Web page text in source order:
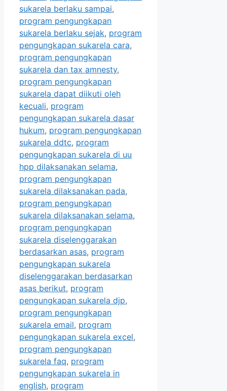
sukarela berlaku sampai,
program pengungkapan
sukarela berlaku sejak, program
pengungkapan sukarela cara,
program pengungkapan
sukarela dan tax amnesty,
program pengungkapan
sukarela dapat diikuti oleh
kecuali, program
pengungkapan sukarela dasar
hukum, program pengungkapan
sukarela ddtc, program
pengungkapan sukarela di uu
hpp dilaksanakan selama,
program pengungkapan
sukarela dilaksanakan pada,
program pengungkapan
sukarela dilaksanakan selama,
program pengungkapan
sukarela diselenggarakan
berdasarkan asas, program
pengungkapan sukarela
diselenggarakan berdasarkan
asas berikut, program
pengungkapan sukarela djp,
program pengungkapan
sukarela email, program
pengungkapan sukarela excel,
program pengungkapan
sukarela faq, program
pengungkapan sukarela in
english, program